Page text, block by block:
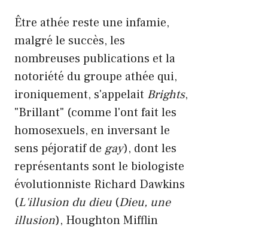
Être athée reste une infamie,
malgré le succès, les
nombreuses publications et la
notoriété du groupe athée qui,
ironiquement, s'appelait Brights,
"Brillant" (comme l'ont fait les
homosexuels, en inversant le
sens péjoratif de gay), dont les
représentants sont le biologiste
évolutionniste Richard Dawkins
(L'illusion du dieu (Dieu, une
illusion), Houghton Mifflin